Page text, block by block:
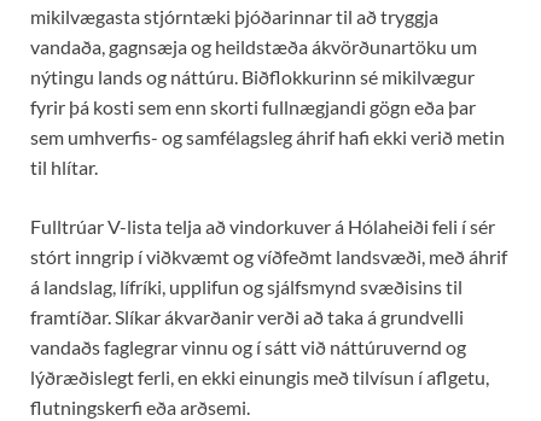
mikilvægasta stjórntæki þjóðarinnar til að tryggja
vandaða, gagnsæja og heildstæða ákvörðunartöku um
nýtingu lands og náttúru. Biðflokkurinn sé mikilvægur
fyrir þá kosti sem enn skorti fullnægjandi gögn eða þar
sem umhverfis- og samfélagsleg áhrif hafi ekki verið metin
til hlítar.
Fulltrúar V-lista telja að vindorkuver á Hólaheiði feli í sér
stórt inngrip í viðkvæmt og víðfeðmt landsvæði, með áhrif
á landslag, lífríki, upplifun og sjálfsmynd svæðisins til
framtíðar. Slíkar ákvarðanir verði að taka á grundvelli
vandaðs faglegrar vinnu og í sátt við náttúruvernd og
lýðræðislegt ferli, en ekki einungis með tilvísun í aflgetu,
flutningskerfi eða arðsemi.